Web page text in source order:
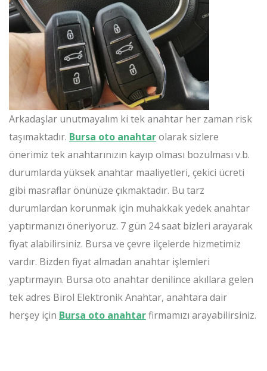
Arkadaşlar unutmayalım ki tek anahtar her zaman risk
taşımaktadır. Bursa oto anahtarolarak sizlere
önerimiz tek anahtarınızın kayıp olması bozulması v.b.
durumlarda yüksek anahtar maaliyetleri, çekici ücreti
gibi masraflar önünüze çıkmaktadır. Bu tarz
durumlardan korunmak için muhakkak yedek anahtar
yaptırmanızı öneriyoruz. 7 gün 24 saat bizleri arayarak
fiyat alabilirsiniz. Bursa ve çevre ilçelerde hizmetimiz
vardır. Bizden fiyat almadan anahtar işlemleri
yaptırmayın. Bursa oto anahtar denilince akıllara gelen
tek adres Birol Elektronik Anahtar, anahtara dair
herşey için Bursa oto anahtarfirmamızı arayabilirsiniz.